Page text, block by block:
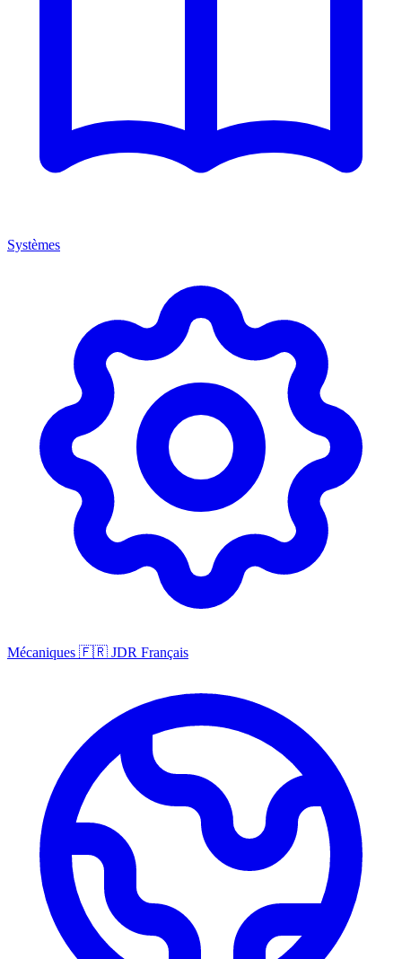
Systèmes
Mécaniques 🇫🇷 JDR Français